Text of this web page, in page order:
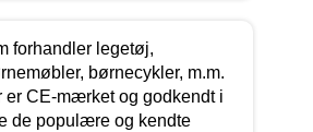
forhandler legetøj,
børnecykler, m.m.
er CE-mærket og godkendt i
de populære og kendte